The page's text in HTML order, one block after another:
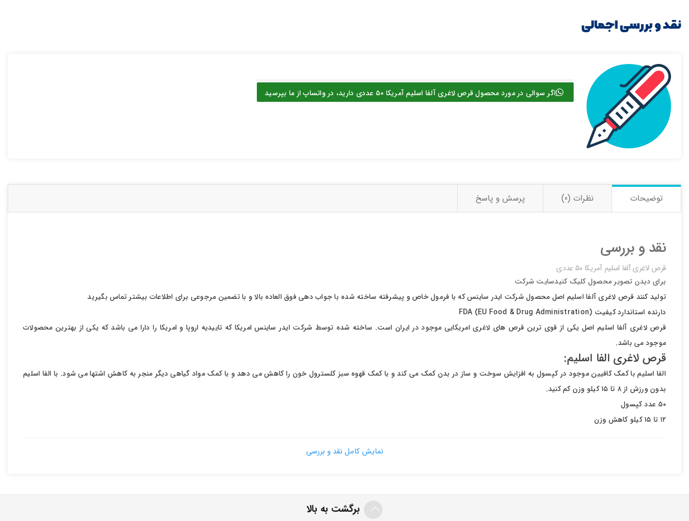
نقد و بررسی اجمالی
اگر سوالی در مورد محصول قرص لاغری آلفا اسلیم آمریکا ۵۰ عددی دارید، در واتساپ از ما بپرسید
توضیحات نظرات (0) پرسش و پاسخ
نقد و بررسی
قرص لاغری آلفا اسلیم آمریکا ۵۰ عددی
برای دیدن تصویر محصول کلیک کنیدسایت شرکت
تولید کنند قرص لاغری آلفا اسلیم اصل محصول شرکت ایدر ساینس که با فرمول خاص و پیشرفته ساخته شده با جواب دهی فوق العاده بالا و با تضمین مرجوعی برای اطلاعات بیشتر تماس بگیرید
دارنده استاندارد کیفیت FDA (EU Food & Drug Administration)
قرص لاغری آلفا اسلیم اصل یکی از قوی ترین قرص های لاغری امریکایی موجود در ایران است. ساخته شده توسط شرکت ایدر ساینس امریکا که تاییدیه اروپا و امریکا را دارا می باشد که یکی از بهترین محصولات
موجود می باشد.
قرص لاغری الفا اسلیم:
الفا اسلیم با کمک کافیین موجود در کپسول به افزایش سوخت و ساز در بدن کمک می کند و با کمک قهوه سبز کلسترول خون را کاهش می دهد و با کمک مواد گیاهی دیگر منجر به کاهش اشتها می شود. با الفا اسلیم
بدون ورزش از ۸ تا ۱۵ کیلو وزن کم کنید.
۵۰ عدد کپسول
۱۲ تا ۱۵ کیلو کاهش وزن
نمایش کامل نقد و بررسی
برگشت به بالا